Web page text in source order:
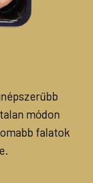
módon
falatok